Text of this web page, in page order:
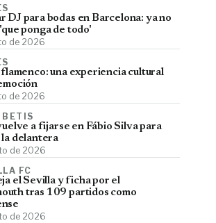
DJ para bodas en Barcelona: ya no
ponga de todo'
de 2026
flamenco: una experiencia cultural
de 2026
BETIS
a fijarse en Fábio Silva para
delantera
de 2026
FC
el Sevilla y ficha por el
tras 109 partidos como
de 2026